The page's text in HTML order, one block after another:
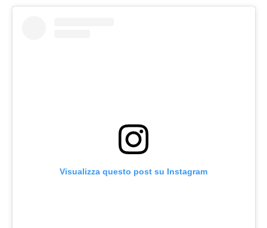
Visualizza questo post su Instagram